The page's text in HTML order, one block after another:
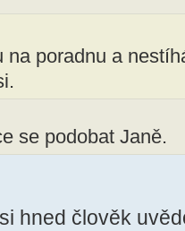
na poradnu a
se podobat Janě.
hned člověk